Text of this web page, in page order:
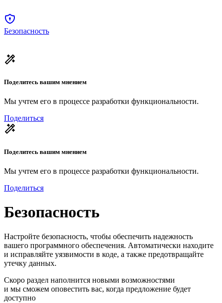
Безопасность
Поделитесь вашим мнением
Мы учтем его в процессе разработки функциональности.
Поделиться
Поделитесь вашим мнением
Мы учтем его в процессе разработки функциональности.
Поделиться
Безопасность
Настройте безопасность, чтобы обеспечить надежность
вашего программного обеспечения. Автоматически находите
и исправляйте уязвимости в коде, а также предотвращайте
утечку данных.
Скоро раздел наполнится новыми возможностями
и мы сможем оповестить вас, когда предложение будет
доступно